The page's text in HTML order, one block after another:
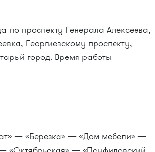
по проспекту Генерала Алексеева,
Георгиевскому проспекту,
город. Время работы
— «Березка» — «Дом мебели» —